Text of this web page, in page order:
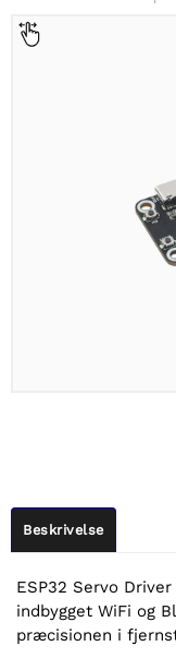
Beskrivelse
ESP32 Servo
indbygget WiFi og
præcisionen i